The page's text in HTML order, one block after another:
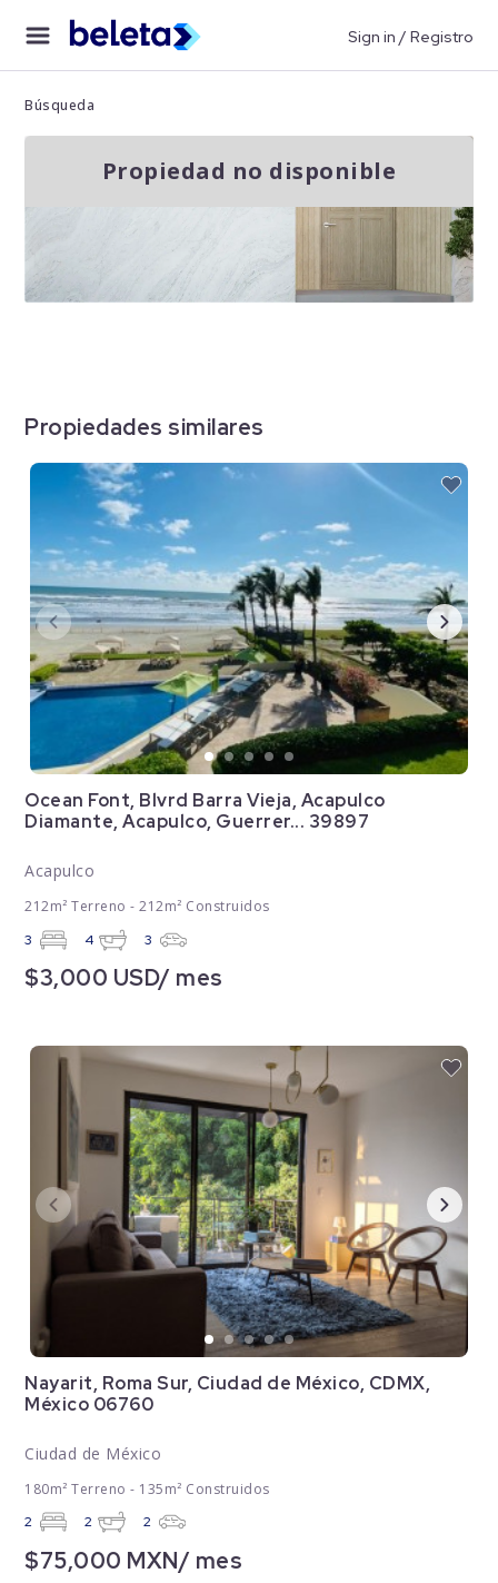
Sign in / Registro
Búsqueda
Propiedad no disponible
Propiedades similares
Ocean Font, Blvrd Barra Vieja, Acapulco
Diamante, Acapulco, Guerrer... 39897
Acapulco
212m² Terreno - 212m² Construidos
3 4 3
$3,000 USD/ mes
Nayarit, Roma Sur, Ciudad de México, CDMX,
México 06760
Ciudad de México
180m² Terreno - 135m² Construidos
2 2 2
$75,000 MXN/ mes